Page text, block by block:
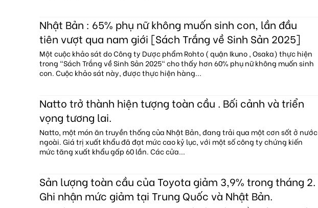
Nhật Bản : 65% phụ nữ không muốn sinh con, lần đầu
tiên vượt qua nam giới [Sách Trắng về Sinh Sản 2025]
Một cuộc khảo sát do Công ty Dược phẩm Rohto ( quận Ikuno , Osaka) thực hiện
trong "Sách Trắng về Sinh Sản 2025" cho thấy hơn 60% phụ nữ không muốn sinh
con. Cuộc khảo sát này, được thực hiện hàng...
Natto trở thành hiện tượng toàn cầu . Bối cảnh và triển
vọng tương lai.
Natto, một món ăn truyền thống của Nhật Bản, đang trải qua một cơn sốt ở nước
ngoài. Giá trị xuất khẩu đã đạt mức cao kỷ lục, với một số công ty chứng kiến
mức tăng xuất khẩu gấp 60 lần. Các cửa...
Sản lượng toàn cầu của Toyota giảm 3,9% trong tháng 2.
Ghi nhận mức giảm tại Trung Quốc và Nhật Bản.